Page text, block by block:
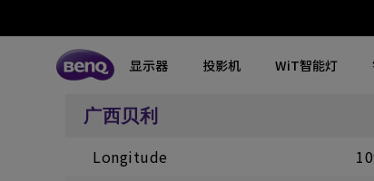
显示器
所有显示器
探索不同系列
投影机
所有投影机
探索不同系列
搜寻重点规格
WiT智能灯
所有智慧照明
探索不同系列
广西贝利
Longitude